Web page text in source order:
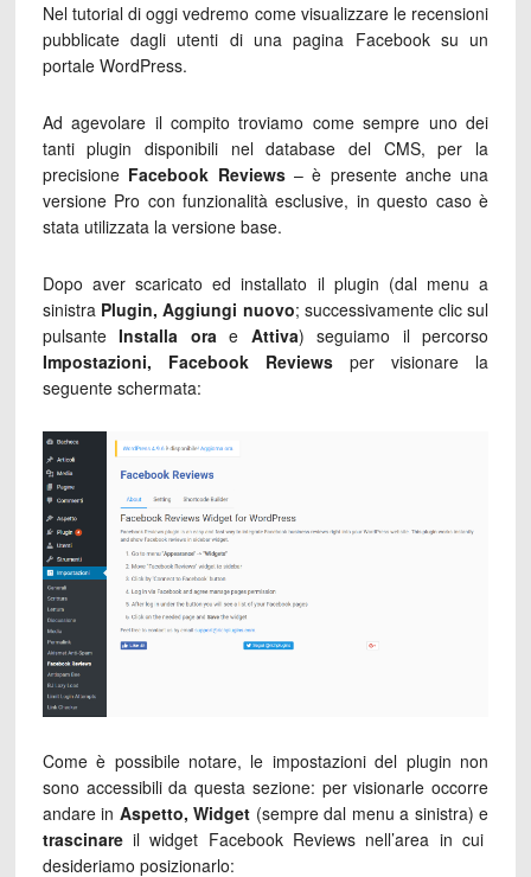
Nel tutorial di oggi vedremo come visualizzare le recensioni
pubblicate dagli utenti di una pagina Facebook su un
portale WordPress.
Ad agevolare il compito troviamo come sempre uno dei
tanti plugin disponibili nel database del CMS, per la
precisione Facebook Reviews – è presente anche una
versione Pro con funzionalità esclusive, in questo caso è
stata utilizzata la versione base.
Dopo aver scaricato ed installato il plugin (dal menu a
sinistra Plugin, Aggiungi nuovo; successivamente clic sul
pulsanteInstalla orae Attiva) seguiamo il percorso
Impostazioni, Facebook Reviewsper visionare la
seguente schermata:
Come è possibile notare, le impostazioni del plugin non
sono accessibili da questa sezione: per visionarle occorre
andare in Aspetto, Widget (sempre dal menu a sinistra) e
trascinareil widget Facebook Reviews nell’area in cui
desideriamo posizionarlo: